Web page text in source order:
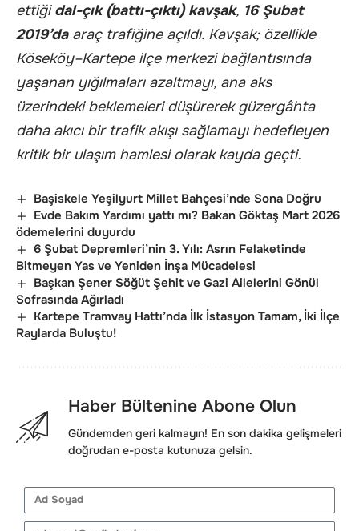
ettiğidal-çık (battı-çıktı) kavşak, 16 Şubat
2019’daaraç trafiğine açıldı. Kavşak; özellikle
Köseköy–Kartepe ilçe merkezi bağlantısında
yaşanan yığılmaları azaltmayı, ana aks
üzerindeki beklemeleri düşürerek güzergâhta
daha akıcı bir trafik akışı sağlamayı hedefleyen
kritik bir ulaşım hamlesi olarak kayda geçti.
Başiskele Yeşilyurt Millet Bahçesi’nde Sona Doğru
Evde Bakım Yardımı yattı mı? Bakan Göktaş Mart 2026
ödemelerini duyurdu
6 Şubat Depremleri’nin 3. Yılı: Asrın Felaketinde
Bitmeyen Yas ve Yeniden İnşa Mücadelesi
Başkan Şener Söğüt Şehit ve Gazi Ailelerini Gönül
Sofrasında Ağırladı
Kartepe Tramvay Hattı’nda İlk İstasyon Tamam, İki İlçe
Raylarda Buluştu!
Haber Bültenine Abone Olun
Gündemden geri kalmayın! En son dakika gelişmeleri
doğrudan e-posta kutunuza gelsin.